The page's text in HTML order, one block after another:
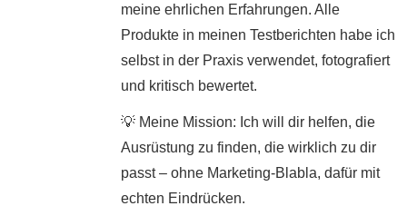
meine ehrlichen Erfahrungen. Alle
Produkte in meinen Testberichten habe ich
selbst in der Praxis verwendet, fotografiert
und kritisch bewertet.
💡 Meine Mission: Ich will dir helfen, die
Ausrüstung zu finden, die wirklich zu dir
passt – ohne Marketing-Blabla, dafür mit
echten Eindrücken.